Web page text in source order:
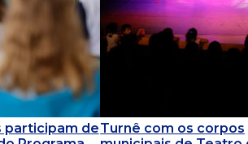
participam deTurnê com os corpos